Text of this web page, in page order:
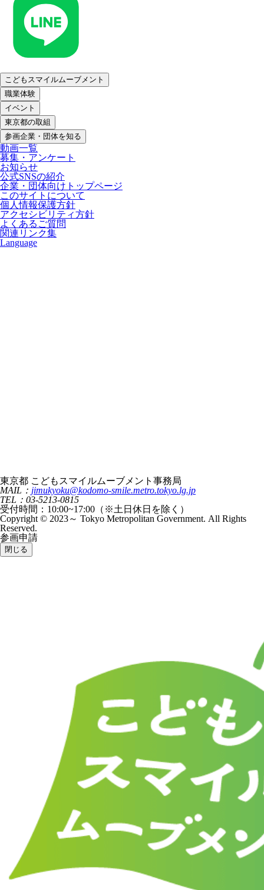
こどもスマイルムーブメント
職業体験
イベント
東京都の取組
参画企業・団体を知る
動画一覧
募集・アンケート
お知らせ
公式SNSの紹介
企業・団体向けトップページ
このサイトについて
個人情報保護方針
アクセシビリティ方針
よくあるご質問
関連リンク集
Language
東京都 こどもスマイルムーブメント事務局
MAIL： jimukyoku@kodomo-smile.metro.tokyo.lg.jp
TEL：03-5213-0815
受付時間：10:00~17:00（※土日休日を除く）
Copyright © 2023～ Tokyo Metropolitan Government. All Rights
Reserved.
参画申請
閉じる